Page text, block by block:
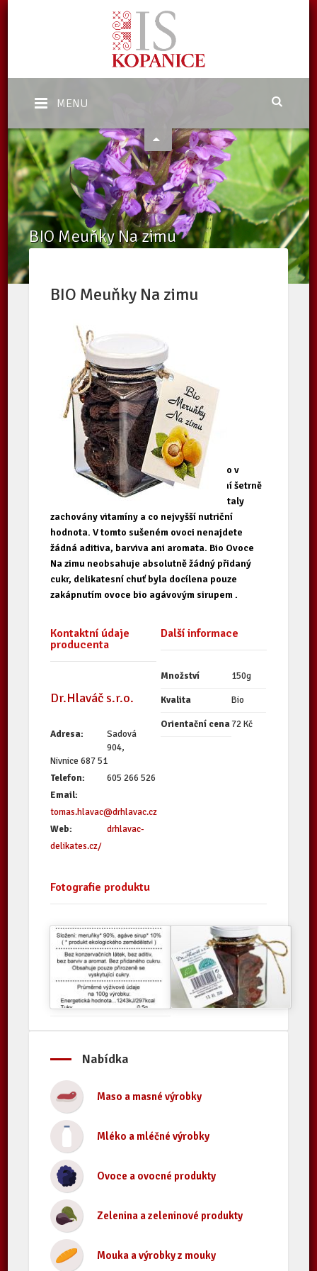
MENU
BIO Meuňky Na zimu
BIO Meuňky Na zimu
Bio Ovoce Na zimu je vyráběno pouze z
nejkvalitnějšího bio ovoce , které dozrálo v
ekologických sadech . Poté je několik dní šetrně
sušeno při nízké teplotě, aby v ovoci zůstaly
zachovány vitamíny a co nejvyšší nutriční
hodnota. V tomto sušeném ovoci nenajdete
žádná aditiva, barviva ani aromata. Bio Ovoce
Na zimu neobsahuje absolutně žádný přidaný
cukr, delikatesní chuť byla docílena pouze
zakápnutím ovoce bio agávovým sirupem .
Kontaktní údaje
producenta
Dr.Hlaváč s.r.o.
Adresa:
Sadová
904,
Nivnice 687 51
Telefon:
605 266 526
Email:
tomas.hlavac@drhlavac.cz
Web:
drhlavac-
delikates.cz/
Další informace
Množství 150g
Kvalita Bio
Orientační cena72 Kč
Fotografie produktu
Nabídka
Maso a masné výrobky
Mléko a mléčné výrobky
Ovoce a ovocné produkty
Zelenina a zeleninové produkty
Mouka a výrobky z mouky